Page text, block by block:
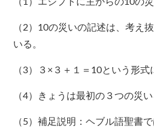
（1）エジプトに主からの10の
（2）10の災いの記述は、考え
いる。
（3）３×３＋１＝10という形式
（4）きょうは最初の３つの災
（5）補足説明：ヘブル語聖書